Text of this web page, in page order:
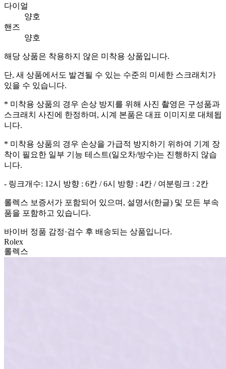
다이얼
양호
핸즈
양호
해당 상품은 착용하지 않은 미착용 상품입니다.
단, 새 상품에서도 발견될 수 있는 수준의 미세한 스크래치가
있을 수 있습니다.
* 미착용 상품의 경우 손상 방지를 위해 사진 촬영은 구성품과
스크래치 사진에 한정하며, 시계 본품은 대표 이미지로 대체됩
니다.
* 미착용 상품의 경우 손상을 가급적 방지하기 위하여 기계 장
착이 필요한 일부 기능 테스트(일오차/방수)는 진행하지 않습
니다.
- 링크개수: 12시 방향 : 6칸 / 6시 방향 : 4칸 / 여분링크 : 2칸
롤렉스 보증서가 포함되어 있으며, 설명서(한글) 및 모든 부속
품을 포함하고 있습니다.
바이버 정품 감정·검수 후 배송되는 상품입니다.
Rolex
롤렉스